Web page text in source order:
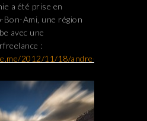
a été prise en
Bon-Ami, une région
avec une
:
2012/11/18/andre-